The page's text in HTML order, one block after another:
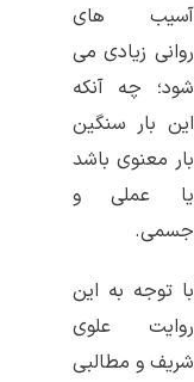
آسیب های
روانی زیادی می
شود؛ چه آنکه
این بار سنگین
بار معنوی باشد
یا عملی و
جسمی.
با توجه به این
روایت علوی
شریف و مطالبی